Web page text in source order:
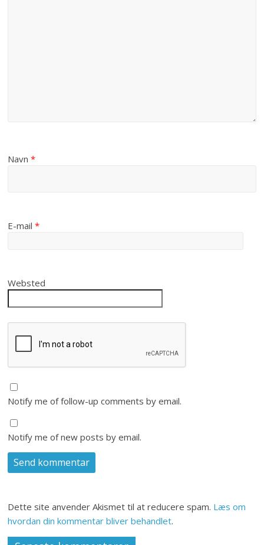
Navn*
E-mail*
Websted
Notify me of follow-up comments by email.
Notify me of new posts by email.
Dette site anvender Akismet til at reducere spam. Læs om
hvordan din kommentar bliver behandlet.